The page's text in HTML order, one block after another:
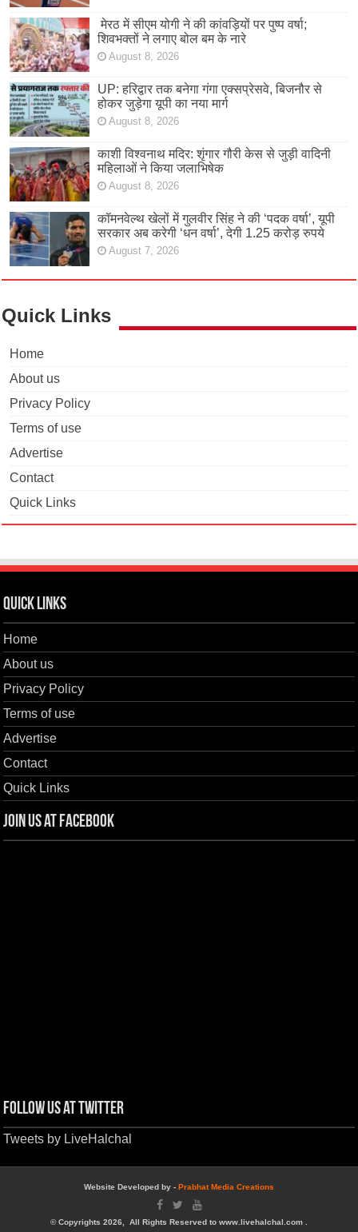
मेरठ में सीएम योगी ने की कांवड़ियों पर पुष्प वर्षा;
शिवभक्तों ने लगाए बोल बम के नारे
August 8, 2026
UP: हरिद्वार तक बनेगा गंगा एक्सप्रेसवे, बिजनौर से
होकर जुड़ेगा यूपी का नया मार्ग
August 8, 2026
काशी विश्वनाथ मदिर: शृंगार गौरी केस से जुड़ी वादिनी
महिलाओं ने किया जलाभिषेक
August 8, 2026
कॉमनवेल्थ खेलों में गुलवीर सिंह ने की ‘पदक वर्षा’, यूपी
सरकार अब करेगी ‘धन वर्षा’, देगी 1.25 करोड़ रुपये
August 7, 2026
Quick Links
Home
About us
Privacy Policy
Terms of use
Advertise
Contact
Quick Links
Quick Links
Home
About us
Privacy Policy
Terms of use
Advertise
Contact
Quick Links
Join us at Facebook
Follow us at Twitter
Tweets by LiveHalchal
Website Developed by - Prabhat Media Creations
© Copyrights 2026, All Rights Reserved to www.livehalchal.com .